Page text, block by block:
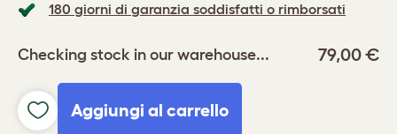
180 giorni di garanzia soddisfatti o rimborsati
Checking stock in our warehouse... 79,00 €
Aggiungi al carrello